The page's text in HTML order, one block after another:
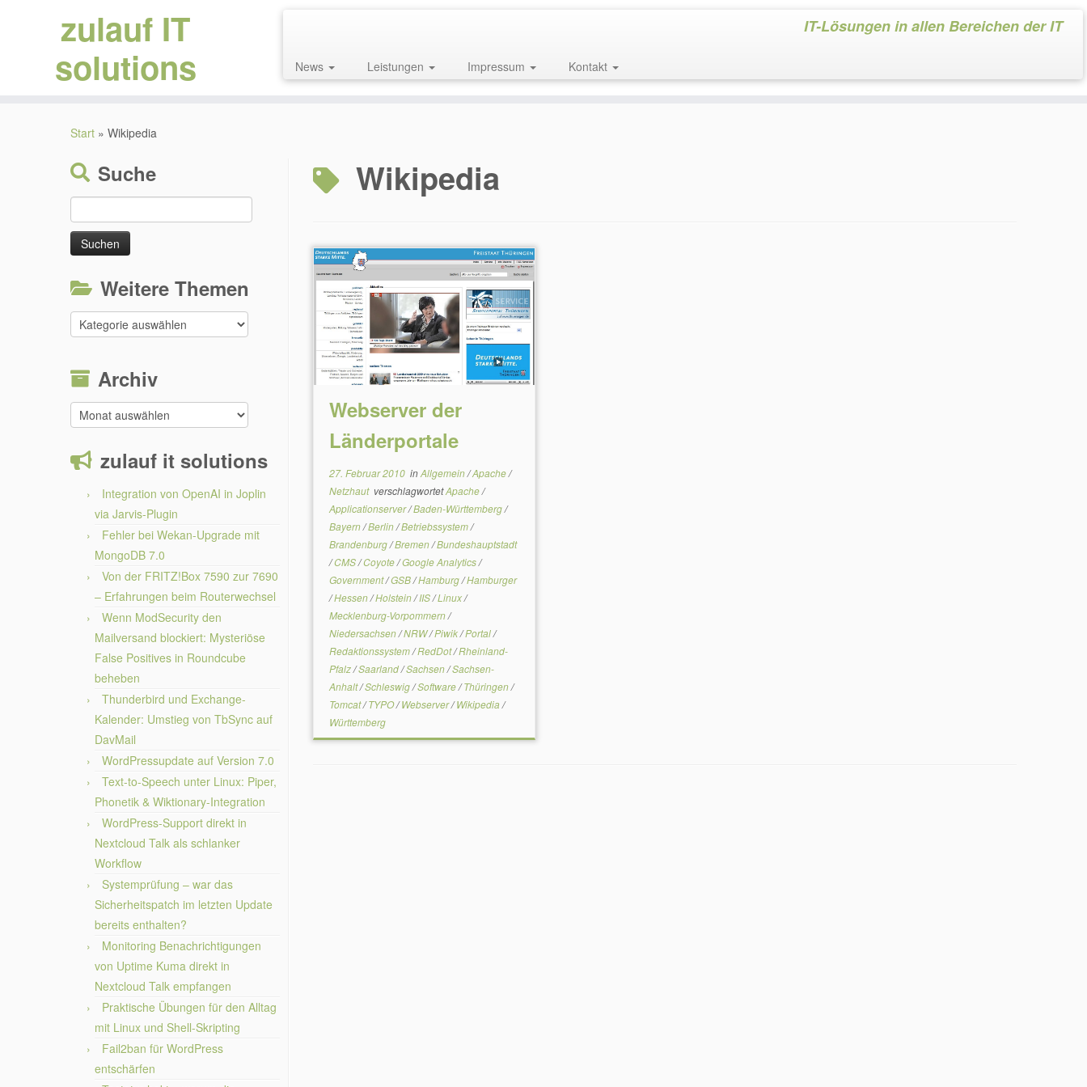
zulauf IT
solutions
IT-Lösungen in allen Bereichen der IT
News Leistungen Impressum Kontakt
Start » Wikipedia
Suche
nach:
Weitere Themen
Weitere
Themen
Archiv
Archiv
zulauf it solutions
Integration von OpenAI in Joplin
via Jarvis-Plugin
Fehler bei Wekan-Upgrade mit
MongoDB 7.0
Von der FRITZ!Box 7590 zur 7690
– Erfahrungen beim Routerwechsel
Wenn ModSecurity den
Mailversand blockiert: Mysteriöse
False Positives in Roundcube
beheben
Thunderbird und Exchange-
Kalender: Umstieg von TbSync auf
DavMail
WordPressupdate auf Version 7.0
Text-to-Speech unter Linux: Piper,
Phonetik & Wiktionary-Integration
WordPress-Support direkt in
Nextcloud Talk als schlanker
Workflow
Systemprüfung – war das
Sicherheitspatch im letzten Update
bereits enthalten?
Monitoring Benachrichtigungen
von Uptime Kuma direkt in
Nextcloud Talk empfangen
Praktische Übungen für den Alltag
mit Linux und Shell-Skripting
Fail2ban für WordPress
entschärfen
Wikipedia
Webserver der
Länderportale
27. Februar 2010 inAllgemein/Apache/
Netzhaut verschlagwortetApache/
Applicationserver/Baden-Württemberg/
Bayern/Berlin/Betriebssystem/
Brandenburg/Bremen/Bundeshauptstadt
/CMS/Coyote/Google Analytics/
Government/GSB/Hamburg/Hamburger
/Hessen/Holstein/IIS/Linux/
Mecklenburg-Vorpommern/
Niedersachsen/NRW/Piwik/Portal/
Redaktionssystem/RedDot/Rheinland-
Pfalz/Saarland/Sachsen/Sachsen-
Anhalt/Schleswig/Software/Thüringen/
Tomcat/TYPO/Webserver/Wikipedia/
Württemberg